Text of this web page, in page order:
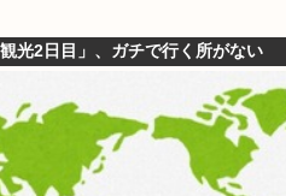
観光2日目」、ガチで行く所がない